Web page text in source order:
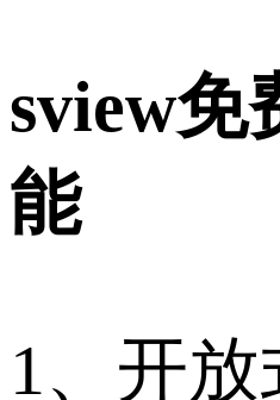
sview免
能
1、开